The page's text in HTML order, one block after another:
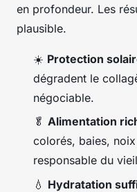
en profondeur. Les
plausible.
☀️ Protection
dégradent le
négociable.
🥬 Alimentation
colorés, baies,
responsable du
💧 Hydratation